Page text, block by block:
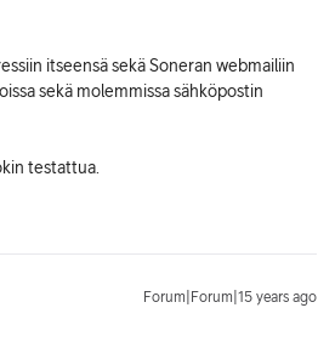
itseensä sekä Soneran webmailiin
sekä molemmissa sähköpostin
testattua.
Forum|Forum|15 years ago